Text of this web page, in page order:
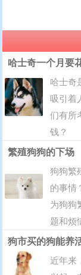
哈士奇一个月要
哈士奇
吸引着
们有所
钱？
繁殖狗狗的下场
狗狗繁
的事情
为狗狗
题和烦
狗市买的狗能养
近年来